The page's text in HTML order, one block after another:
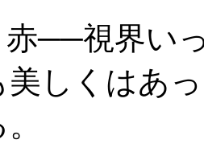
──視界い
美しくはあ